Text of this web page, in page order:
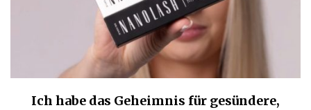
Ich habe das Geheimnis für gesündere,